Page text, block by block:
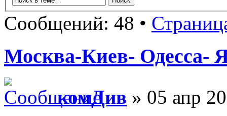
Сообщений: 48 •
Москва-Киев- Одесса-
комДив » 05 апр